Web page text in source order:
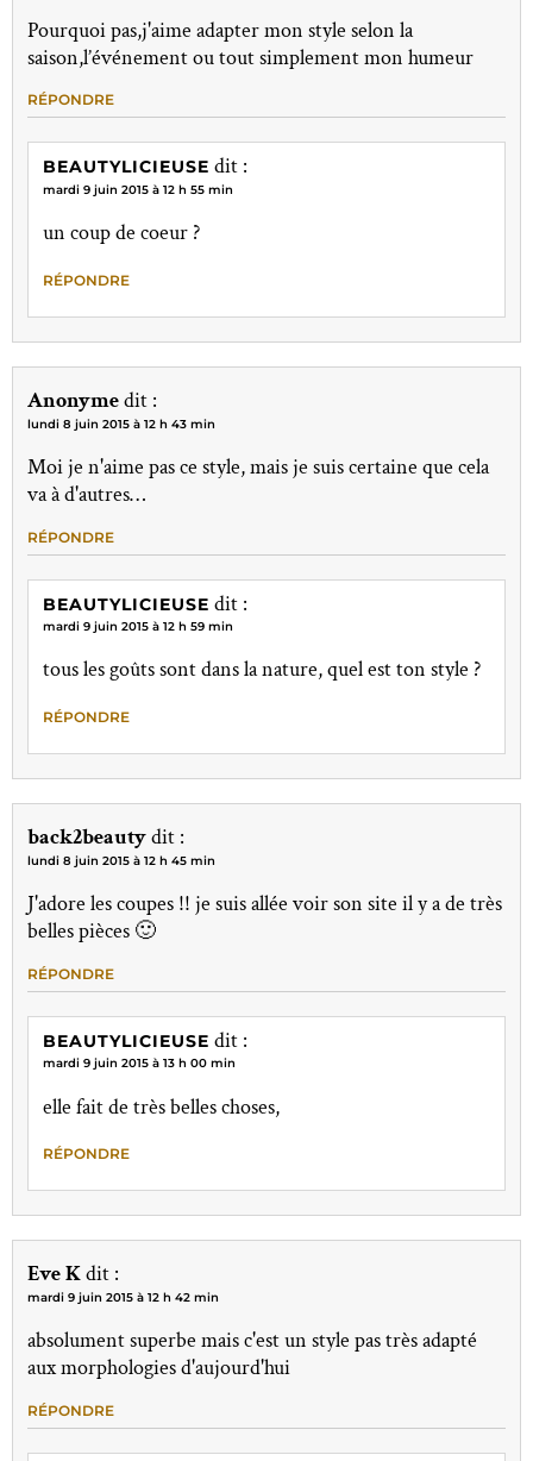
Pourquoi pas,j'aime adapter mon style selon la
saison,l’événement ou tout simplement mon humeur
RÉPONDRE
BEAUTYLICIEUSE dit :
mardi 9 juin 2015 à 12 h 55 min
un coup de coeur ?
RÉPONDRE
Anonymedit :
lundi 8 juin 2015 à 12 h 43 min
Moi je n'aime pas ce style, mais je suis certaine que cela
va à d'autres…
RÉPONDRE
BEAUTYLICIEUSE dit :
mardi 9 juin 2015 à 12 h 59 min
tous les goûts sont dans la nature, quel est ton style ?
RÉPONDRE
back2beautydit :
lundi 8 juin 2015 à 12 h 45 min
J'adore les coupes !! je suis allée voir son site il y a de très
belles pièces 🙂
RÉPONDRE
BEAUTYLICIEUSE dit :
mardi 9 juin 2015 à 13 h 00 min
elle fait de très belles choses,
RÉPONDRE
Eve Kdit :
mardi 9 juin 2015 à 12 h 42 min
absolument superbe mais c'est un style pas très adapté
aux morphologies d'aujourd'hui
RÉPONDRE